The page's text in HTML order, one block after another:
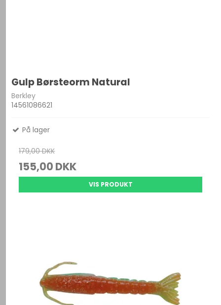
Gulp Børsteorm Natural
Berkley
14561086621
På lager
179,00 DKK
155,00 DKK
VIS PRODUKT